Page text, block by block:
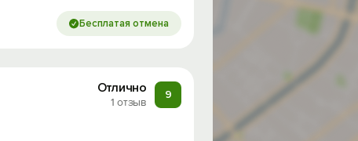
Бесплатая отмена
Отлично
1 отзыв
9